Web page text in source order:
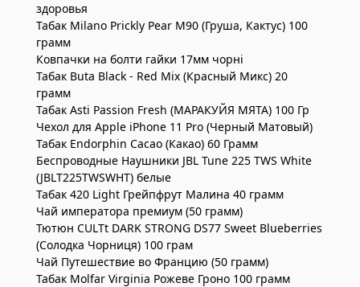
здоровья
Табак Milano Prickly Pear M90 (Груша, Кактус) 100
грамм
Ковпачки на болти гайки 17мм чорні
Табак Buta Black - Red Mix (Красный Микс) 20
грамм
Табак Asti Passion Fresh (МАРАКУЙЯ МЯТА) 100 Гр
Чехол для Apple iPhone 11 Pro (Черный Матовый)
Табак Endorphin Cacao (Какао) 60 Грамм
Беспроводные Наушники JBL Tune 225 TWS White
(JBLT225TWSWHT) белые
Табак 420 Light Грейпфрут Малина 40 грамм
Чай императора премиум (50 грамм)
Тютюн CULTt DARK STRONG DS77 Sweet Blueberries
(Солодка Чорниця) 100 грам
Чай Путешествие во Францию (50 грамм)
Табак Molfar Virginia Рожеве Гроно 100 грамм